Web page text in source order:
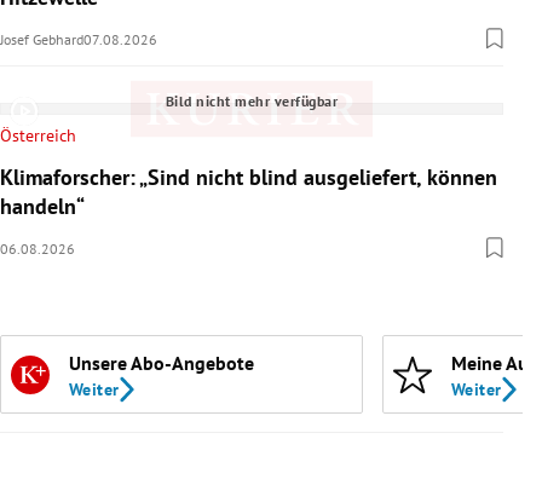
Josef Gebhard07.08.2026
Bild nicht mehr verfügbar
Österreich
Klimaforscher: „Sind nicht blind ausgeliefert, können
handeln“
06.08.2026
Unsere Abo-Angebote
Weiter
Meine
Weiter